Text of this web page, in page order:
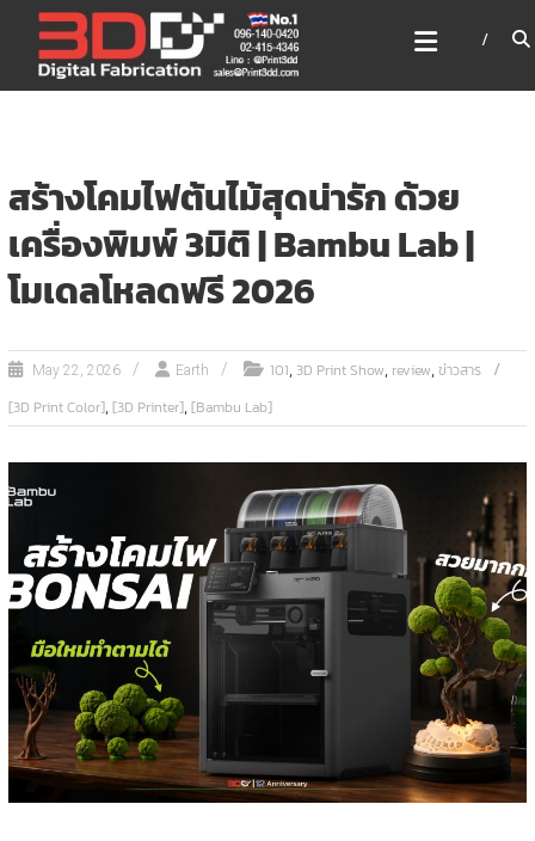
content
3DD DIGITAL FABRICATION
เครื่องพิมพ์3มิติ สแกนเนอร์
เลเซอร์
สร้างโคมไฟต้นไม้สุดน่ารัก ด้วย
เครื่องพิมพ์ 3มิติ | Bambu Lab |
โมเดลโหลดฟรี 2026
May 22, 2026 Earth 101,3D Print Show, review,ข่าวสาร
[3D Print Color],[3D Printer],[Bambu Lab]